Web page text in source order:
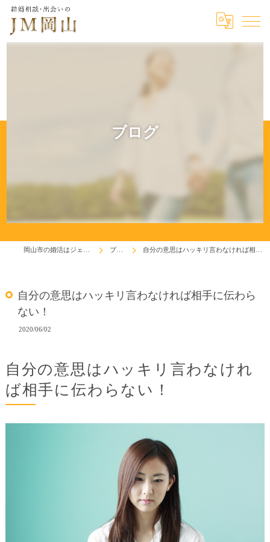
ブログ
ブログ 自分の意思はハッキリ言わなければ相手に伝わらない！
自分の意思はハッキリ言わなければ相手に伝わら
ない！
2020/06/02
自分の意思はハッキリ言わなけれ
ば相手に伝わらない！